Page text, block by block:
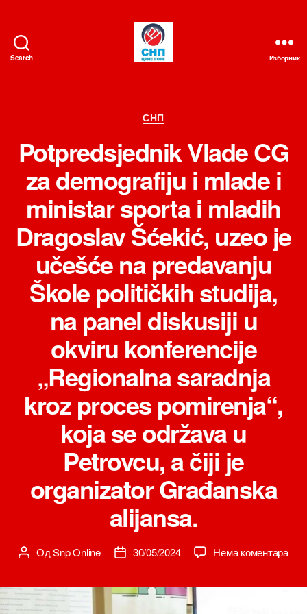
Search Изборник
Категорије
СНП
Potpredsjednik Vlade CG
za demografiju i mlade i
ministar sporta i mladih
Dragoslav Šćekić, uzeo je
učešće na predavanju
Škole političkih studija,
na panel diskusiji u
okviru konferencije
„Regionalna saradnja
kroz proces pomirenja“,
koja se održava u
Petrovcu, a čiji je
organizator Građanska
alijansa.
Аутор
ОдSnp Online
Датум30/05/2024 Нема коментарана